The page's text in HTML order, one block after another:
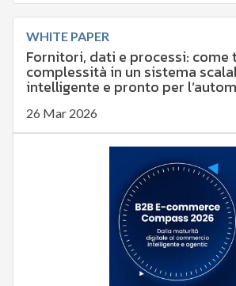
WHITE PAPER
Fornitori, dati e processi: come
complessità in un sistema
intelligente e pronto per
26 Mar 2026